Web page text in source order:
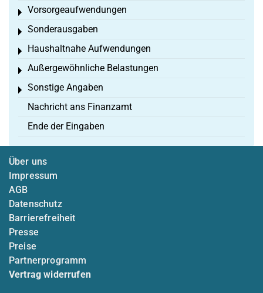
Vorsorgeaufwendungen
Toggle menu
Sonderausgaben
Toggle menu
Haushaltnahe Aufwendungen
Toggle menu
Außergewöhnliche Belastungen
Toggle menu
Sonstige Angaben
Toggle menu
Nachricht ans Finanzamt
Ende der Eingaben
Über uns
Impressum
AGB
Datenschutz
Barrierefreiheit
Presse
Preise
Partnerprogramm
Vertrag widerrufen